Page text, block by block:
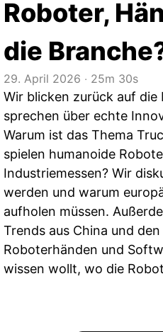
Roboter,
die
29. April 2026 ‧ 25m 30s
Wir blicken zurück auf die
sprechen über echte
Warum ist das Thema
spielen humanoide
Industriemessen? Wir
werden und warum
aufholen müssen.
Trends aus China und
Roboterhänden und
wissen wollt, wo die